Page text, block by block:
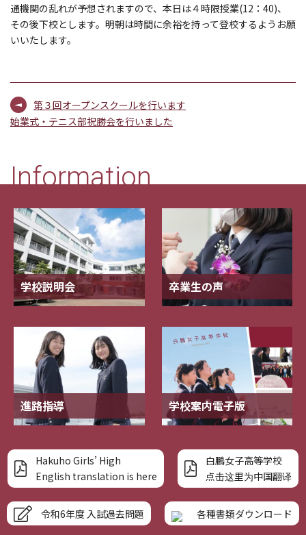
通機関の乱れが予想されますので、本日は４時限授業(12：40)、
その後下校とします。明朝は時間に余裕を持って登校するようお願
いいたします。
第３回オープンスクールを行います
始業式・テニス部祝勝会を行いました
Information
学校説明会 卒業生の声
進路指導 学校案内電子版
Hakuho Girls’ High
English translation is here
白鵬女子高等学校
点击这里为中国翻译
令和6年度 入試過去問題 各種書類ダウンロード